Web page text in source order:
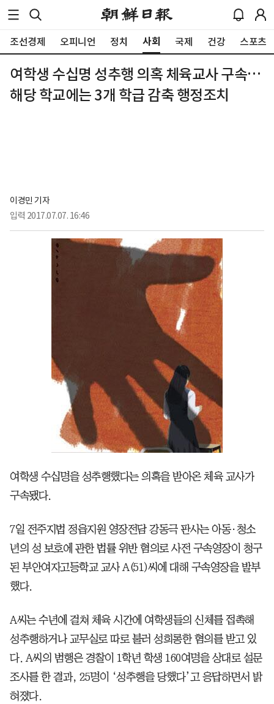
조선경제 오피니언 정치 사회 국제 건강 스포츠
여학생 수십명 성추행 의혹 체육교사 구속…
해당 학교에는 3개 학급 감축 행정조치
이경민 기자
입력 2017.07.07. 16:46
여학생 수십명을 성추행했다는 의혹을 받아온 체육 교사가
구속됐다.
7일 전주지법 정읍지원 영장전담 강동극 판사는 아동·청소
년의 성 보호에 관한 법률 위반 혐의로 사전 구속영장이 청구
된 부안여자고등학교 교사 A(51)씨에 대해 구속영장을 발부
했다.
A씨는 수년에 걸쳐 체육 시간에 여학생들의 신체를 접촉해
성추행하거나 교무실로 따로 불러 성희롱한 혐의를 받고 있
다. A씨의 범행은 경찰이 1학년 학생 160여명을 상대로 설문
조사를 한 결과, 25명이 ‘성추행을 당했다’고 응답하면서 밝
혀졌다.